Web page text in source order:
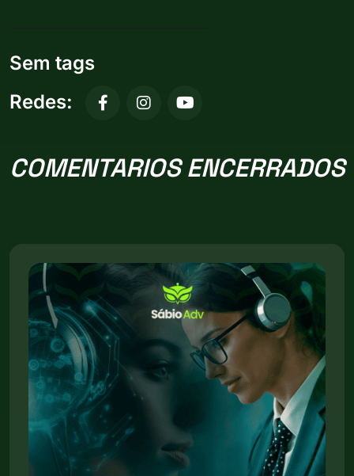
Sem tags
Redes:
COMENTARIOS ENCERRADOS